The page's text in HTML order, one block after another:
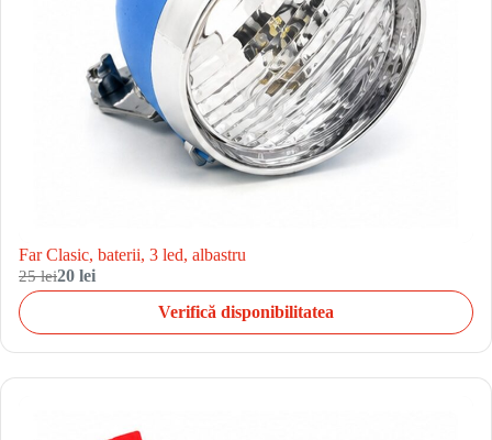
Far Clasic, baterii, 3 led, albastru
25 lei20 lei
Verifică disponibilitatea